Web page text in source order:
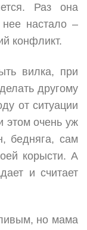
Раз она
настало –
конфликт.
вилка, при
другому
от ситуации
этом очень уж
бедняга, сам
корысти. А
и считает
но мама